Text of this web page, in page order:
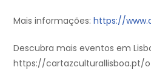
Mais informações: https://
Descubra mais eventos em
https://